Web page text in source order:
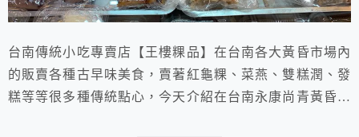
台南傳統小吃專賣店【王樓粿品】在台南各大黃昏市場內
的販賣各種古早味美食，賣著紅龜粿、菜燕、雙糕潤、發
糕等等很多種傳統點心，今天介紹在台南永康尚青黃昏市